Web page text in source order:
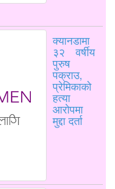
क्यानडामा
३२ वर्षीय
पुरुष
पक्राउ,
प्रेमिकाको
हत्या
आरोपमा
मुद्दा दर्ता